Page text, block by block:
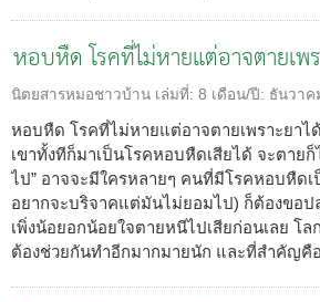
หอบหืด โรคที่ไม่หายแต่อาจตายเพ
นิตยสารหมอชาวบ้าน เล่มที่: 8 เดือน/ปี: ธันวาค
หอบหืด โรคที่ไม่หายแต่อาจตายเพราะยาไ
เขาทั้งทีก็มาเป็นโรคหอบหืดเสียได้ จะตาย
ไป” อาจจะมีใครหลายๆ คนที่มีโรคหอบหืด
อยากจะบริจาคแต่มันไม่ยอมไป) ก็ต้องขอป
เพิ่งน้อยอกน้อยใจตายหนีไปเสียก่อนเลย โล
ต้องช่วยกันทำอีกมากมายนัก และที่สำคัญคื